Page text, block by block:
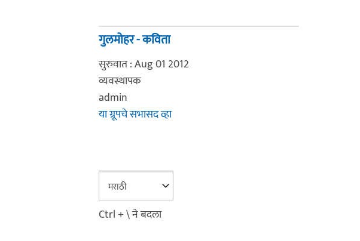
गुलमोहर - कविता
सुरुवात : Aug 01 2012
व्यवस्थापक
admin
या ग्रूपचे सभासद व्हा
Ctrl + \ ने बदला